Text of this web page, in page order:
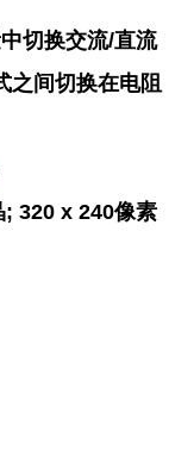
切换交流/直流
之间切换在电阻
320 x 240像素